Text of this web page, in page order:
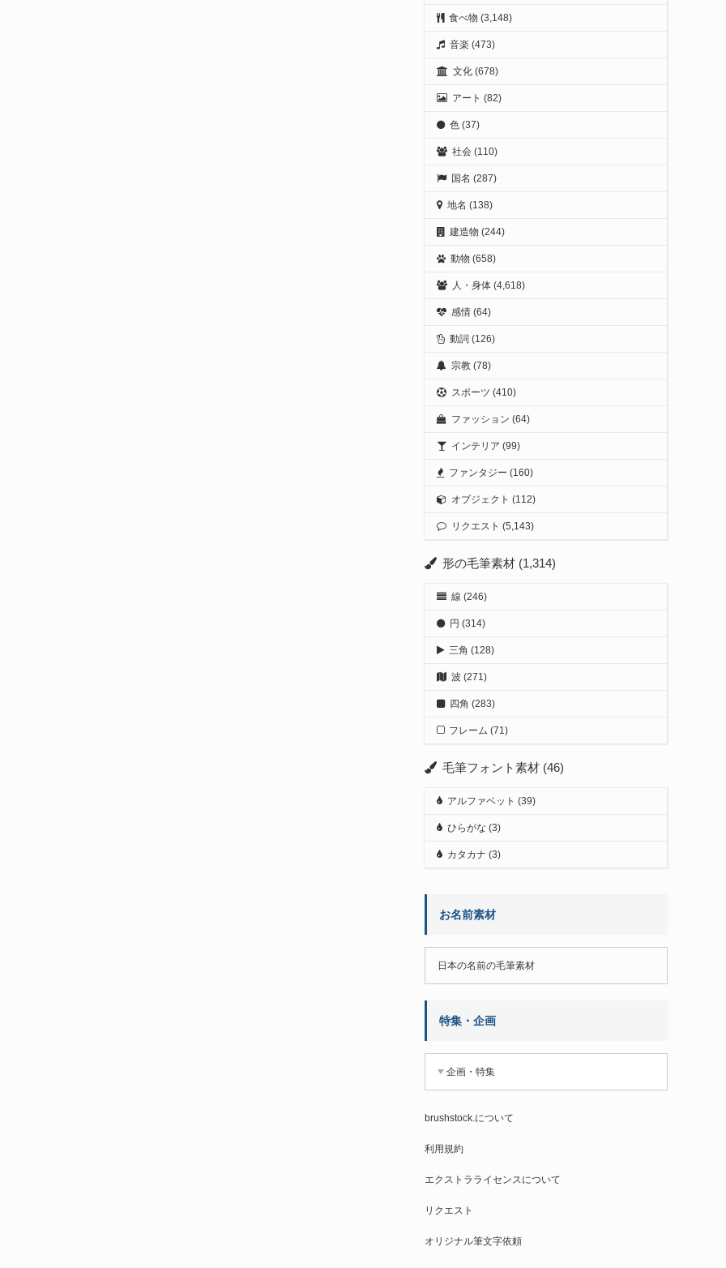
食べ物 (3,148)
音楽 (473)
文化 (678)
アート (82)
色 (37)
社会 (110)
国名 (287)
地名 (138)
建造物 (244)
動物 (658)
人・身体 (4,618)
感情 (64)
動詞 (126)
宗教 (78)
スポーツ (410)
ファッション (64)
インテリア (99)
ファンタジー (160)
オブジェクト (112)
リクエスト (5,143)
形の毛筆素材 (1,314)
線 (246)
円 (314)
三角 (128)
波 (271)
四角 (283)
フレーム (71)
毛筆フォント素材 (46)
アルファベット (39)
ひらがな (3)
カタカナ (3)
お名前素材
日本の名前の毛筆素材
特集・企画
企画・特集
brushstock.について
利用規約
エクストラライセンスについて
リクエスト
オリジナル筆文字依頼